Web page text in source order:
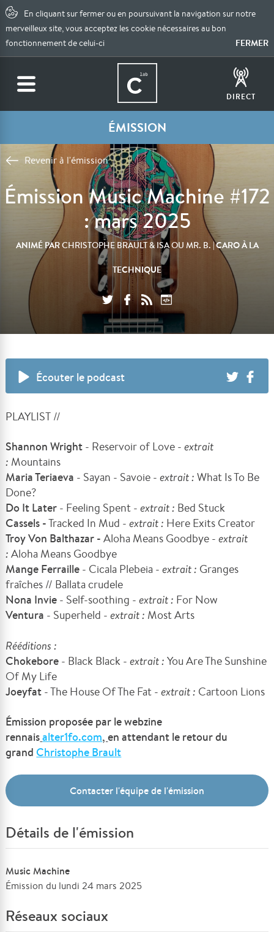
En cliquant sur fermer ou en poursuivant la navigation sur notre
merveilleux site, vous acceptez les cookie nécessaires au bon
fonctionnement de celui-ci
FERMER
DIRECT
ÉMISSION
Revenir à l'émission
Émission Music Machine #172
: mars 2025
ANIMÉ PARCHRISTOPHE BRAULT & ISA OU MR. B. | CARO À LA
TECHNIQUE
Écouter le podcast
PLAYLIST //
Shannon Wright - Reservoir of Love -extrait
: Mountains
Maria Teriaeva - Sayan - Savoie -extrait :What Is To Be
Done?
Do It Later - Feeling Spent -extrait : Bed Stuck
Cassels -Tracked In Mud -extrait : Here Exits Creator
Troy Von Balthazar - Aloha Means Goodbye -extrait
:Aloha Means Goodbye
Mange Ferraille - Cicala Plebeia -extrait : Granges
fraîches // Ballata crudele
Nona Invie - Self-soothing -extrait : For Now
Ventura - Superheld -extrait : Most Arts
Rééditions :
Chokebore - Black Black -extrait :You Are The Sunshine
Of My Life
Joeyfat - The House Of The Fat -extrait : Cartoon Lions
Émission proposée par le webzine
rennaisalter1fo.com,en attendant le retour du
grandChristophe Brault
Contacter l'équipe de l'émission
Détails de l'émission
Music Machine
Émission du lundi 24 mars 2025
Réseaux sociaux